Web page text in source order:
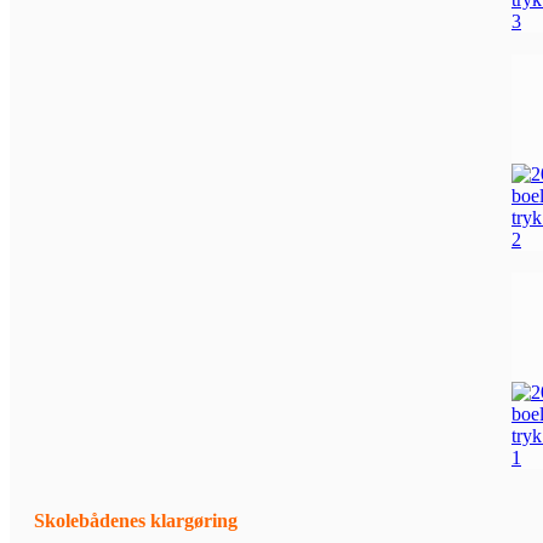
Skolebådenes klargøring